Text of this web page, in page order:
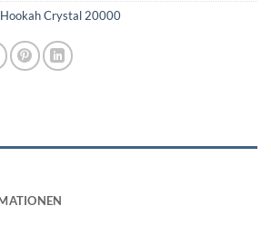
Hookah Crystal 20000